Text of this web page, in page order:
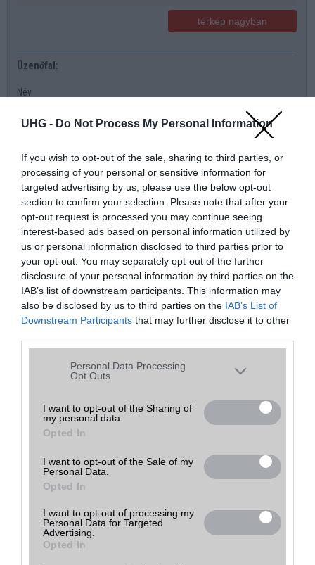
UHG - Do Not Process My Personal Information
If you wish to opt-out of the sale, sharing to third parties, or
processing of your personal or sensitive information for
targeted advertising by us, please use the below opt-out
section to confirm your selection. Please note that after your
opt-out request is processed you may continue seeing
interest-based ads based on personal information utilized by
us or personal information disclosed to third parties prior to
your opt-out. You may separately opt-out of the further
disclosure of your personal information by third parties on the
IAB’s list of downstream participants. This information may
also be disclosed by us to third parties on the IAB’s List of
Downstream Participants that may further disclose it to other
Please note that this website/app uses one or more Google
services and may gather and store information including but
grant or deny consent to Google and its third-party tags to
use your data for below specified purposes in below Google
consent section.
Personal Data Processing
Opt Outs
I want to opt-out of the Sharing of
my personal data.
Opted In
I want to opt-out of the Sale of my
Personal Data.
Opted In
I want to opt-out of processing my
Personal Data for Targeted
Advertising.
Opted In
térkép nagyban
Üzenőfal:
Név
Telefonszám
E-mail
Üzenet a boltnak
Új és használt készülékek forgalmazása garanciával, akár megunt
vagy használt készülékének megegyezés szerinti beszámításával. Ha
a választott készülék nincs raktáron 15 perc alatt beszerezzük Önnek.
Készülék tokok és más kiegészítők óriási választéka. Vezetékes és
fóliák (kérésre felrakással). Ha kérdése van forduljanak hozzánk
bizalommal telefonon is
Megjegyzés: